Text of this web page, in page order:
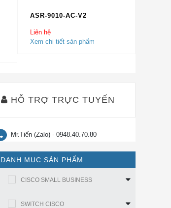
ASR-9010-AC-V2
Liên hệ
Xem chi tiết sản phẩm
HỖ TRỢ TRỰC TUYẾN
Mr.Tiến (Zalo) - 0948.40.70.80
DANH MỤC SẢN PHẨM
CISCO SMALL BUSINESS
SWITCH CISCO